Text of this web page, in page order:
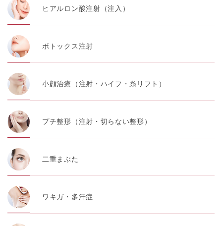
ヒアルロン酸注射（注入）
ボトックス注射
小顔治療（注射・ハイフ・糸リフト）
プチ整形（注射・切らない整形）
二重まぶた
ワキガ・多汗症